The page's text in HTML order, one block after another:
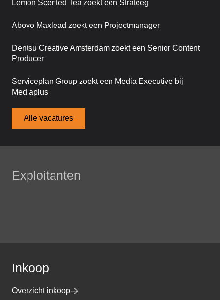
Lemon Scented Tea zoekt een Strateeg
Abovo Maxlead zoekt een Projectmanager
Dentsu Creative Amsterdam zoekt een Senior Content
Producer
Serviceplan Group zoekt een Media Executive bij
Mediaplus
Alle vacatures
Exploitanten
Inkoop
Overzicht inkoop